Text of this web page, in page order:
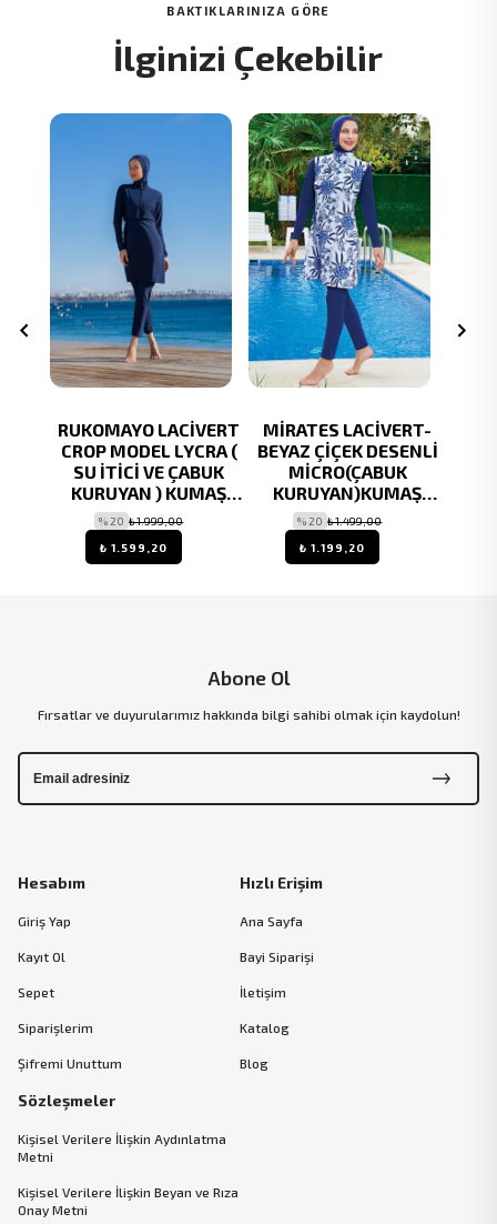
BAKTIKLARINIZA GÖRE
İlginizi Çekebilir
RUKOMAYO LACİVERT
CROP MODEL LYCRA (
SU İTİCİ VE ÇABUK
KURUYAN ) KUMAŞ
TESETTÜR MAYO
% 20 ₺ 1.999,00
₺ 1.599,20
MİRATES LACİVERT-
BEYAZ ÇİÇEK DESENLİ
MİCRO(ÇABUK
KURUYAN)KUMAŞ
TESETTÜR MAYO
% 20 ₺ 1.499,00
₺ 1.199,20
Hesabım
Giriş Yap
Kayıt Ol
Sepet
Siparişlerim
Şifremi Unuttum
Hızlı Erişim
Ana Sayfa
Bayi Siparişi
İletişim
Katalog
Blog
Sözleşmeler
Kişisel Verilere İlişkin Aydınlatma
Metni
Kişisel Verilere İlişkin Beyan ve Rıza
Onay Metni
Abone Ol
Fırsatlar ve duyurularımız hakkında bilgi sahibi olmak için kaydolun!